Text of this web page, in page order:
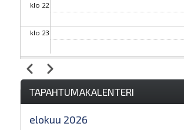
klo 22
klo 23
Sivutus
EdellinenSeuraava
TAPAHTUMAKALENTERI
elokuu 2026